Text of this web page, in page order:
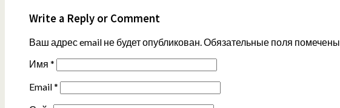
Write a Reply or Comment
Ваш адрес email не будет опубликован.Обязательные поля помечены
Имя *
Email*